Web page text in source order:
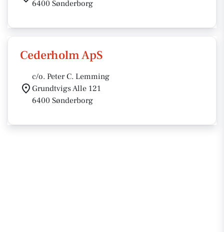
6400 Sønderborg
Cederholm ApS
c/o. Peter C. Lemming
Grundtvigs Alle 121
6400 Sønderborg